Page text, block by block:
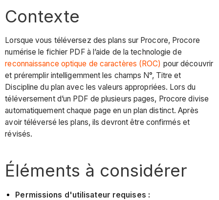
Contexte
Lorsque vous téléversez des plans sur Procore, Procore
numérise le fichier PDF à l’aide de la technologie de
reconnaissance optique de caractères (ROC) pour découvrir
et préremplir intelligemment les champs N°, Titre et
Discipline du plan avec les valeurs appropriées. Lors du
téléversement d’un PDF de plusieurs pages, Procore divise
automatiquement chaque page en un plan distinct. Après
avoir téléversé les plans, ils devront être confirmés et
révisés.
Éléments à considérer
Permissions d'utilisateur requises :